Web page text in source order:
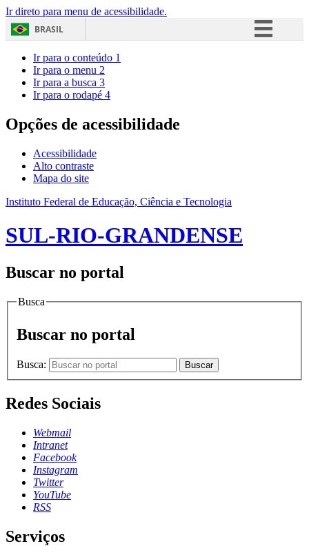
Ir direto para menu de acessibilidade.
BRASIL
Acesso à informação
Ir para o conteúdo 1
Ir para o menu 2
Ir para a busca 3
Ir para o rodapé 4
Opções de acessibilidade
Acessibilidade
Alto contraste
Mapa do site
Instituto Federal de Educação, Ciência e Tecnologia
SUL-RIO-GRANDENSE
Buscar no portal
Busca
Buscar no portal
Busca: Buscar
Redes Sociais
Webmail
Intranet
Facebook
Instagram
Twitter
YouTube
RSS
Serviços